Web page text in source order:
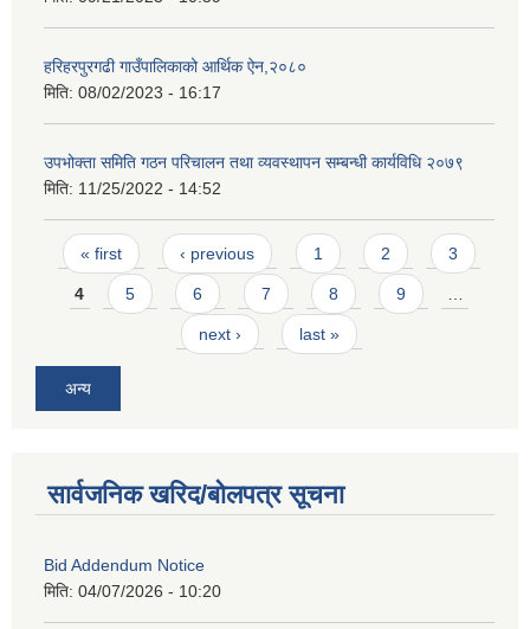
हरिहरपुरगढी गाउँपालिकाको आर्थिक ऐन,२०८०
मिति: 08/02/2023 - 16:17
उपभोक्ता समिति गठन परिचालन तथा व्यवस्थापन सम्बन्धी कार्यविधि २०७९
मिति: 11/25/2022 - 14:52
Pages
« first ‹ previous 1 2 3
4 5 6 7 8 9
next › last »
अन्य
सार्वजनिक खरिद/बोलपत्र सूचना
Bid Addendum Notice
मिति: 04/07/2026 - 10:20